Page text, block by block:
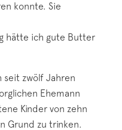
konnte. Sie
hätte ich gute Butter
seit zwölf Jahren
Ehemann
Kinder von zehn
Grund zu trinken.